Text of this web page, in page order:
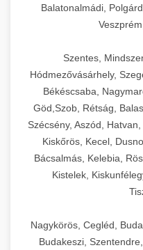
Balatonalmádi,
Szentes,
Hódmezővásárhely,
Békéscsaba,
Göd,Szob, Rétság,
Szécsény, Aszód,
Kiskőrös, Kecel,
Bácsalmás, Kelebia,
Kistelek,
Nagykörös, Cegléd,
Budakeszi,